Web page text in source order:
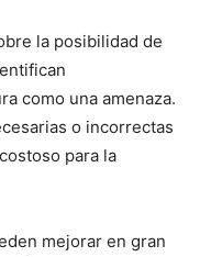
la posibilidad de
como una amenaza.
⁤o⁣ incorrectas
para la
mejorar en gran‌